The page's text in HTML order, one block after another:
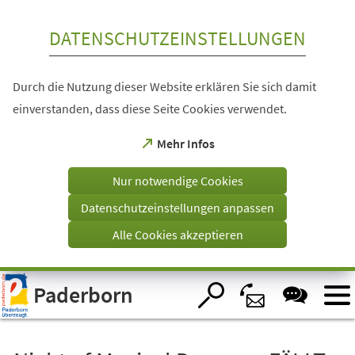
Visuelle
Assistenzsoftware
öffnen.
DATENSCHUTZEINSTELLUNGEN
Durch die Nutzung dieser Website erklären Sie sich damit
einverstanden, dass diese Seite Cookies verwendet.
Mehr Infos
(Öffnet
einem
Tab)
Nur notwendige Cookies
Datenschutzeinstellungen anpassen
Alle Cookies akzeptieren
Paderborn